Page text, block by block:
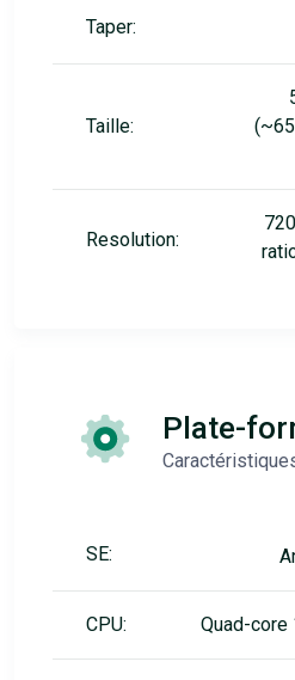
Taper:
Taille:
Resolution:
Plate-
SE:
CPU: Quad-core